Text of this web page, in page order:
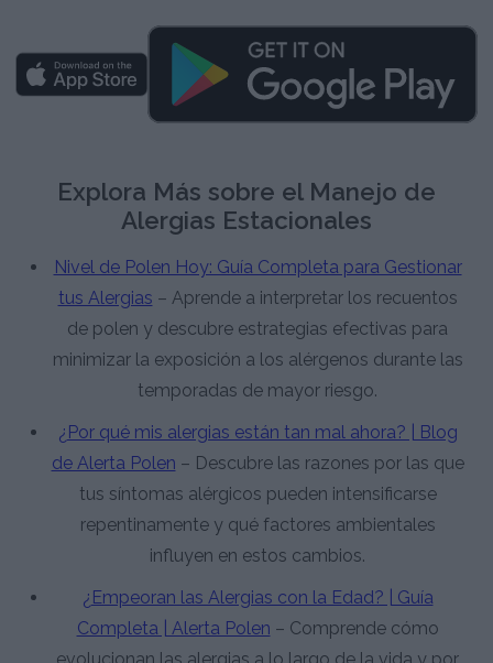
Explora Más sobre el Manejo de
Alergias Estacionales
Nivel de Polen Hoy: Guía Completa para Gestionar
tus Alergias – Aprende a interpretar los recuentos
de polen y descubre estrategias efectivas para
minimizar la exposición a los alérgenos durante las
temporadas de mayor riesgo.
¿Por qué mis alergias están tan mal ahora? | Blog
de Alerta Polen – Descubre las razones por las que
tus síntomas alérgicos pueden intensificarse
repentinamente y qué factores ambientales
influyen en estos cambios.
¿Empeoran las Alergias con la Edad? | Guía
Completa | Alerta Polen – Comprende cómo